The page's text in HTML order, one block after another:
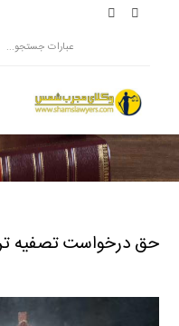
حق درخواست تصفیه